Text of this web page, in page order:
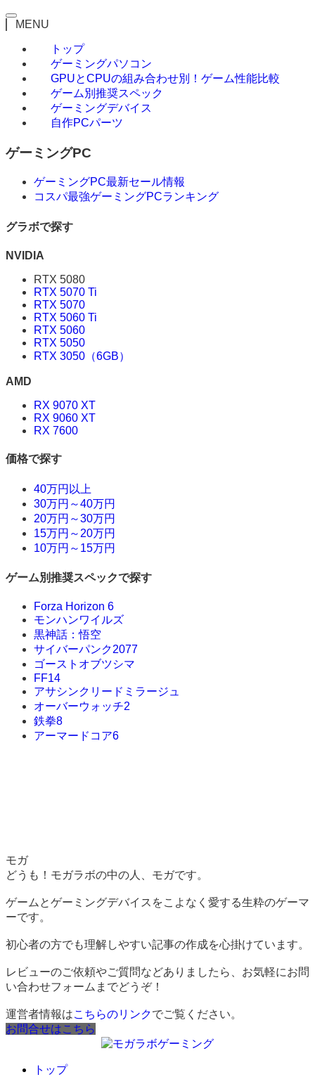
MENU
トップ
ゲーミングパソコン
GPUとCPUの組み合わせ別！ゲーム性能比較
ゲーム別推奨スペック
ゲーミングデバイス
自作PCパーツ
ゲーミングPC
ゲーミングPC最新セール情報
コスパ最強ゲーミングPCランキング
グラボで探す
NVIDIA
RTX 5080
RTX 5070 Ti
RTX 5070
RTX 5060 Ti
RTX 5060
RTX 5050
RTX 3050（6GB）
AMD
RX 9070 XT
RX 9060 XT
RX 7600
価格で探す
40万円以上
30万円～40万円
20万円～30万円
15万円～20万円
10万円～15万円
ゲーム別推奨スペックで探す
Forza Horizon 6
モンハンワイルズ
黒神話：悟空
サイバーパンク2077
ゴーストオブツシマ
FF14
アサシンクリードミラージュ
オーバーウォッチ2
鉄拳8
アーマードコア6
モガ
どうも！モガラボの中の人、モガです。
ゲームとゲーミングデバイスをこよなく愛する生粋のゲーマ
ーです。
初心者の方でも理解しやすい記事の作成を心掛けています。
レビューのご依頼やご質問などありましたら、お気軽にお問
い合わせフォームまでどうぞ！
運営者情報はこちらのリンクでご覧ください。
お問合せはこちら
トップ